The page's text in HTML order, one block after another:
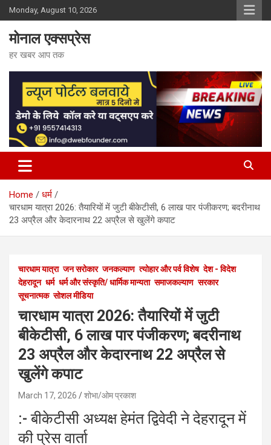
Skip
to
content
Monday, August 10, 2026
मोनाल एक्सप्रेस
हर खबर आप तक
Home
धर्म
चारधाम यात्रा 2026: तैयारियों में जुटी बीकेटीसी, 6 लाख पार पंजीकरण; बदरीनाथ
23 अप्रैल और केदारनाथ 22 अप्रैल से खुलेंगे कपाट
चारधाम यात्रा जन सरोकार जनकल्याण त्योहार और पर्व विशेष देश - विदेश
देहरादून धर्म धर्म और संस्कृति/ धार्मिक मान्यता समाजकल्याण सरकार
सूचनात्मक सोशल मीडिया
चारधाम यात्रा 2026: तैयारियों में जुटी
बीकेटीसी, 6 लाख पार पंजीकरण; बदरीनाथ
23 अप्रैल और केदारनाथ 22 अप्रैल से
खुलेंगे कपाट
March 17, 2026 शोभा/ओम प्रकाश
:- बीकेटीसी अध्यक्ष हेमंत द्विवेदी ने देहरादून में
की प्रेस वार्ता